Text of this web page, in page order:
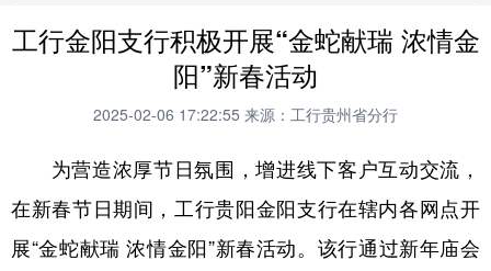
新华社看贵州 新观察 新动能 新画卷
贵州领导 人事
直播
畅游贵州 数字贵州 律动贵州 健康贵州
光影贵州 部门之窗 县区直达 企业速递
工行金阳支行积极开展“金蛇献瑞 浓情金
阳”新春活动
2025-02-06 17:22:55 来源：工行贵州省分行
为营造浓厚节日氛围，增进线下客户互动交流，
在新春节日期间，工行贵阳金阳支行在辖内各网点开
展“金蛇献瑞 浓情金阳”新春活动。该行通过新年庙会